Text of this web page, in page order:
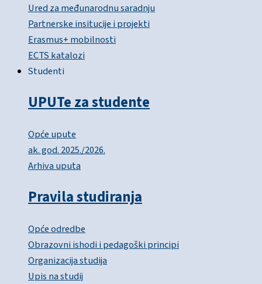
Ured za međunarodnu saradnju
Partnerske insitucije i projekti
Erasmus+ mobilnosti
ECTS katalozi
Studenti
UPUTe za studente
Opće upute
ak. god. 2025./2026.
Arhiva uputa
Pravila studiranja
Opće odredbe
Obrazovni ishodi i pedagoški principi
Organizacija studija
Upis na studij